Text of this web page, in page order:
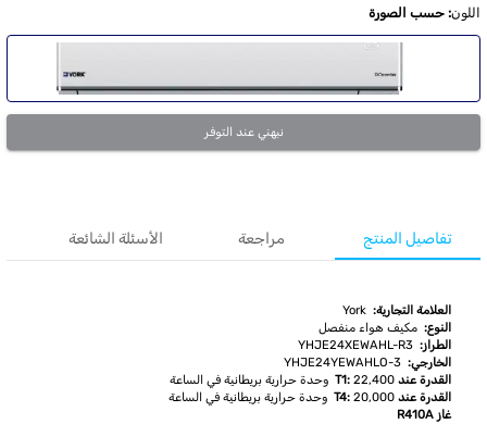
اللون: حسب الصورة
نبهني عند التوفر
تفاصيل المنتج مراجعة الأسئلة الشائعة
العلامة التجارية: York
النوع: مكيف هواء منفصل
الطراز: YHJE24XEWAHL-R3
الخارجي: YHJE24YEWAHLO-3
القدرة عند T1: 22,400 وحدة حرارية بريطانية في الساعة
القدرة عند T4: 20,000 وحدة حرارية بريطانية في الساعة
غاز R410A